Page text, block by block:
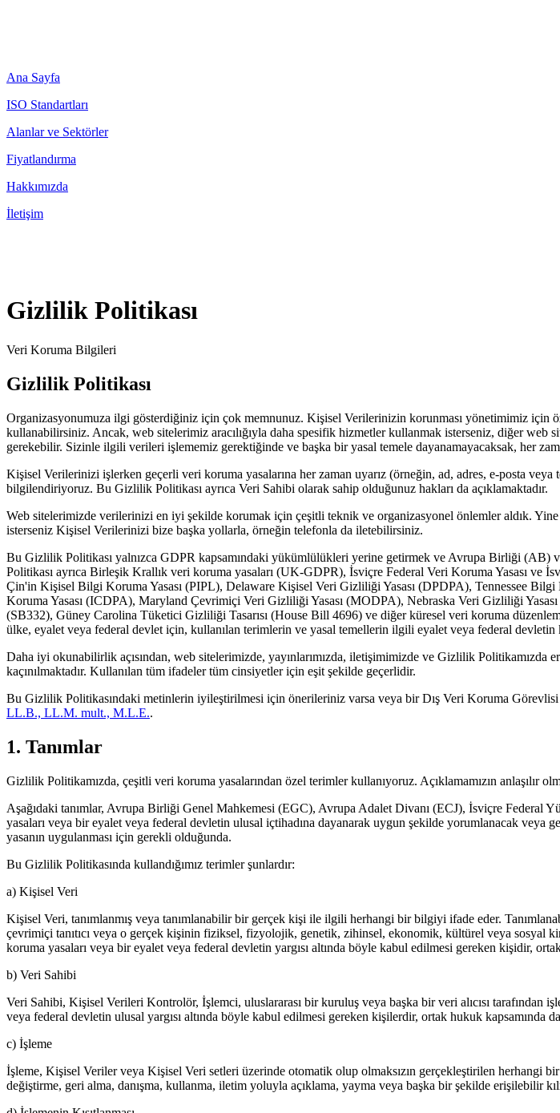
Ana Sayfa
ISO Standartları
Alanlar ve Sektörler
Fiyatlandırma
Hakkımızda
İletişim
Gizlilik Politikası
Veri Koruma Bilgileri
Gizlilik Politikası
Organizasyonumuza ilgi gösterdiğiniz için çok memnunuz. Kişisel Verilerinizin korunması yönetimimiz
kullanabilirsiniz. Ancak, web sitelerimiz aracılığıyla daha spesifik hizmetler kullanmak isterseniz, diğer web
gerekebilir. Sizinle ilgili verileri işlememiz gerektiğinde ve başka bir yasal temele dayanamayacaksak, her
Kişisel Verilerinizi işlerken geçerli veri koruma yasalarına her zaman uyarız (örneğin, ad, adres, e-posta
bilgilendiriyoruz. Bu Gizlilik Politikası ayrıca Veri Sahibi olarak sahip olduğunuz hakları da açıklamaktadır.
Web sitelerimizde verilerinizi en iyi şekilde korumak için çeşitli teknik ve organizasyonel önlemler aldık.
isterseniz Kişisel Verilerinizi bize başka yollarla, örneğin telefonla da iletebilirsiniz.
Bu Gizlilik Politikası yalnızca GDPR kapsamındaki yükümlülükleri yerine getirmek ve Avrupa Birliği
Politikası ayrıca Birleşik Krallık veri koruma yasaları (UK-GDPR), İsviçre Federal Veri Koruma Yasası
Çin'in Kişisel Bilgi Koruma Yasası (PIPL), Delaware Kişisel Veri Gizliliği Yasası (DPDPA), Tennessee
Koruma Yasası (ICDPA), Maryland Çevrimiçi Veri Gizliliği Yasası (MODPA), Nebraska Veri Gizliliği
(SB332), Güney Carolina Tüketici Gizliliği Tasarısı (House Bill 4696) ve diğer küresel veri koruma
ülke, eyalet veya federal devlet için, kullanılan terimlerin ve yasal temellerin ilgili eyalet veya federal devletin
Daha iyi okunabilirlik açısından, web sitelerimizde, yayınlarımızda, iletişimimizde ve Gizlilik Politikamızda
kaçınılmaktadır. Kullanılan tüm ifadeler tüm cinsiyetler için eşit şekilde geçerlidir.
Bu Gizlilik Politikasındaki metinlerin iyileştirilmesi için önerileriniz varsa veya bir Dış Veri Koruma
LL.B., LL.M. mult., M.L.E..
1. Tanımlar
Gizlilik Politikamızda, çeşitli veri koruma yasalarından özel terimler kullanıyoruz. Açıklamamızın anlaşılır
Aşağıdaki tanımlar, Avrupa Birliği Genel Mahkemesi (EGC), Avrupa Adalet Divanı (ECJ), İsviçre
yasaları veya bir eyalet veya federal devletin ulusal içtihadına dayanarak uygun şekilde yorumlanacak
yasanın uygulanması için gerekli olduğunda.
Bu Gizlilik Politikasında kullandığımız terimler şunlardır:
a) Kişisel Veri
Kişisel Veri, tanımlanmış veya tanımlanabilir bir gerçek kişi ile ilgili herhangi bir bilgiyi ifade eder.
çevrimiçi tanıtıcı veya o gerçek kişinin fiziksel, fizyolojik, genetik, zihinsel, ekonomik, kültürel veya sosyal
koruma yasaları veya bir eyalet veya federal devletin yargısı altında böyle kabul edilmesi gereken kişidir,
b) Veri Sahibi
Veri Sahibi, Kişisel Verileri Kontrolör, İşlemci, uluslararası bir kuruluş veya başka bir veri alıcısı tarafından
veya federal devletin ulusal yargısı altında böyle kabul edilmesi gereken kişilerdir, ortak hukuk kapsamında
c) İşleme
İşleme, Kişisel Veriler veya Kişisel Veri setleri üzerinde otomatik olup olmaksızın gerçekleştirilen herhangi
değiştirme, geri alma, danışma, kullanma, iletim yoluyla açıklama, yayma veya başka bir şekilde erişilebilir